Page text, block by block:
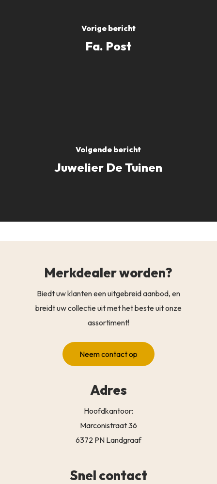
Vorige bericht
Fa. Post
Volgende bericht
Juwelier De Tuinen
Merkdealer worden?
Biedt uw klanten een uitgebreid aanbod, en
breidt uw collectie uit met het beste uit onze
assortiment!
Neem contact op
Adres
Hoofdkantoor:
Marconistraat 36
6372 PN Landgraaf
Snel contact